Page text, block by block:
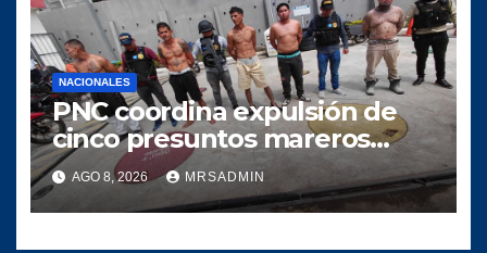
NACIONALES
PNC coordina expulsión de
cinco presuntos mareros
salvadoreños
AGO 8, 2026 MRSADMIN